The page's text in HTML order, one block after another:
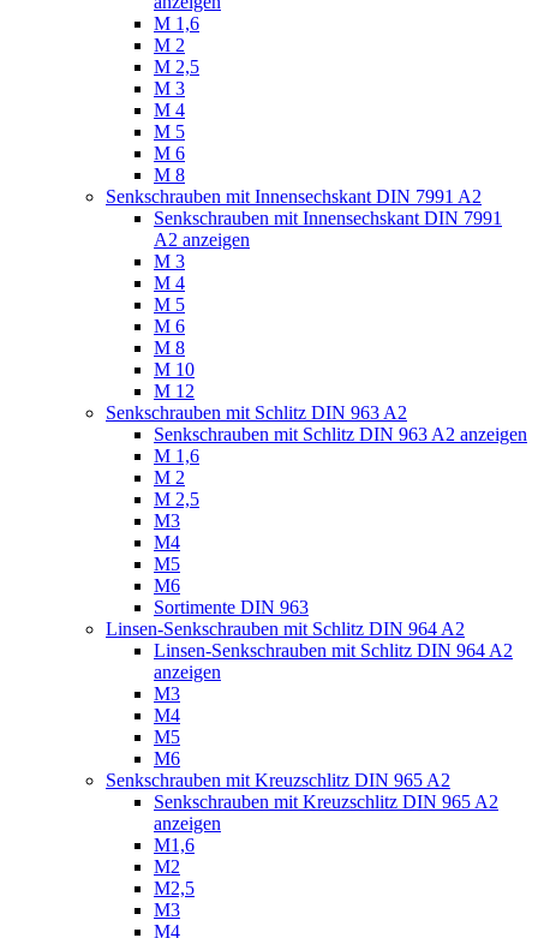
M 1,6
M 2
M 2,5
M 3
M 4
M 5
M 6
M 8
Senkschrauben mit Innensechskant DIN 7991 A2
Senkschrauben mit Innensechskant DIN 7991
A2 anzeigen
M 3
M 4
M 5
M 6
M 8
M 10
M 12
Senkschrauben mit Schlitz DIN 963 A2
Senkschrauben mit Schlitz DIN 963 A2 anzeigen
M 1,6
M 2
M 2,5
M3
M4
M5
M6
Sortimente DIN 963
Linsen-Senkschrauben mit Schlitz DIN 964 A2
Linsen-Senkschrauben mit Schlitz DIN 964 A2
anzeigen
M3
M4
M5
M6
Senkschrauben mit Kreuzschlitz DIN 965 A2
Senkschrauben mit Kreuzschlitz DIN 965 A2
anzeigen
M1,6
M2
M2,5
M3
M4